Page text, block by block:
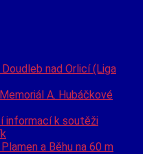
nad Orlicí (Liga
A. Hubáčkové
informací k soutěži
a Běhu na 60 m